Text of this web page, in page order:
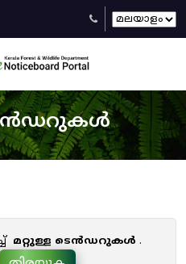
മറ്റുള്ള ടെൻഡറുകൾ .